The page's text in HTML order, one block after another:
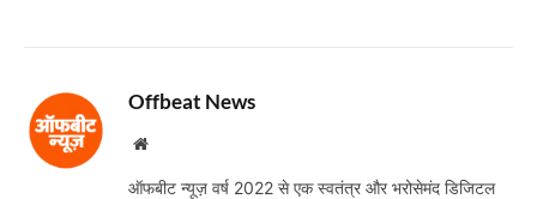
Offbeat News
Website
ऑफबीट न्यूज़ वर्ष 2022 से एक स्वतंत्र और भरोसेमंद डिजिटल